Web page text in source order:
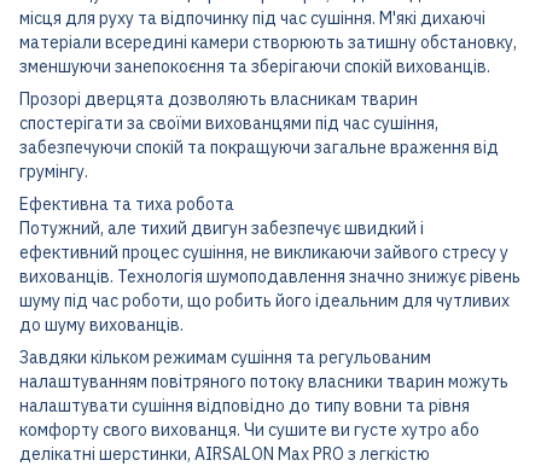
місця для руху та відпочинку під час сушіння. М'які дихаючі
матеріали всередині камери створюють затишну обстановку,
зменшуючи занепокоєння та зберігаючи спокій вихованців.
Прозорі дверцята дозволяють власникам тварин
спостерігати за своїми вихованцями під час сушіння,
забезпечуючи спокій та покращуючи загальне враження від
грумінгу.
Ефективна та тиха робота
Потужний, але тихий двигун забезпечує швидкий і
ефективний процес сушіння, не викликаючи зайвого стресу у
вихованців. Технологія шумоподавлення значно знижує рівень
шуму під час роботи, що робить його ідеальним для чутливих
до шуму вихованців.
Завдяки кільком режимам сушіння та регульованим
налаштуванням повітряного потоку власники тварин можуть
налаштувати сушіння відповідно до типу вовни та рівня
комфорту свого вихованця. Чи сушите ви густе хутро або
делікатні шерстинки, AIRSALON Max PRO з легкістю